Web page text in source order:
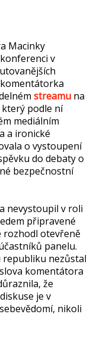
Macinky
v
streamu na
podle ní
mediálním
a ironické
o vystoupení
do debaty o
bezpečnostní
nevystoupil v roli
připravené
rozhodl otevřeně
panelu.
republiku nezůstal
komentátora
že
je v
nikoli